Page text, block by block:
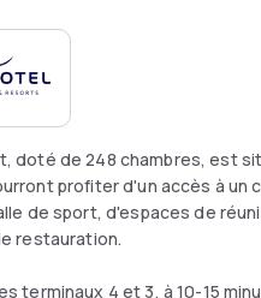
doté de 248 chambres, est
profiter d'un accès à
de sport, d'espaces de
restauration.
terminaux 4 et 3, à 10-15